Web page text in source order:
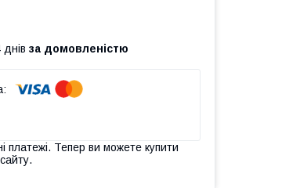
за домовленістю
платежі. Тепер ви можете купити